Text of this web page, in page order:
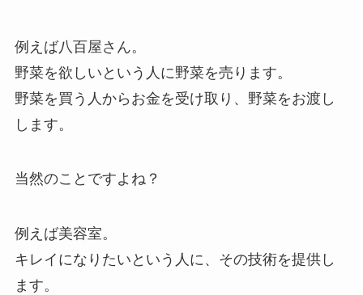
例えば八百屋さん。
野菜を欲しいという人に野菜を売ります。
野菜を買う人からお金を受け取り、野菜をお渡し
します。
当然のことですよね？
例えば美容室。
キレイになりたいという人に、その技術を提供し
ます。